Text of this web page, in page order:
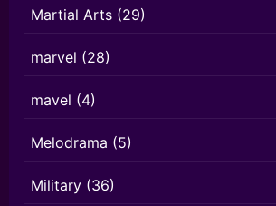
Martial Arts (29)
marvel (28)
mavel (4)
Melodrama (5)
Military (36)